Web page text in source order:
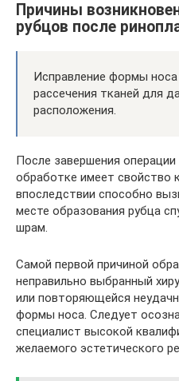
Причины
рубцов после
Исправление формы
рассечения тканей для
расположения.
После завершения
обработке имеет свойство
впоследствии способно
месте образования рубца
шрам.
Самой первой причиной
неправильно выбранный
или повторяющейся
формы носа. Следует
специалист высокой
желаемого эстетического